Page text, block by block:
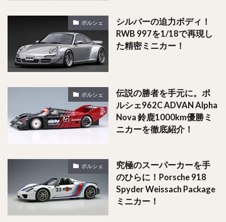
ポルシェ
シルバーの迫力ボディ！
RWB 997を1/18で再現し
た精密ミニカー！
ポルシェ
伝説の勝者を手元に。ポ
ルシェ962C ADVAN Alpha
Nova 鈴鹿1000km優勝ミ
ニカーを徹底紹介！
ポルシェ
究極のスーパーカーを手
のひらに！Porsche 918
Spyder Weissach Package
ミニカー！